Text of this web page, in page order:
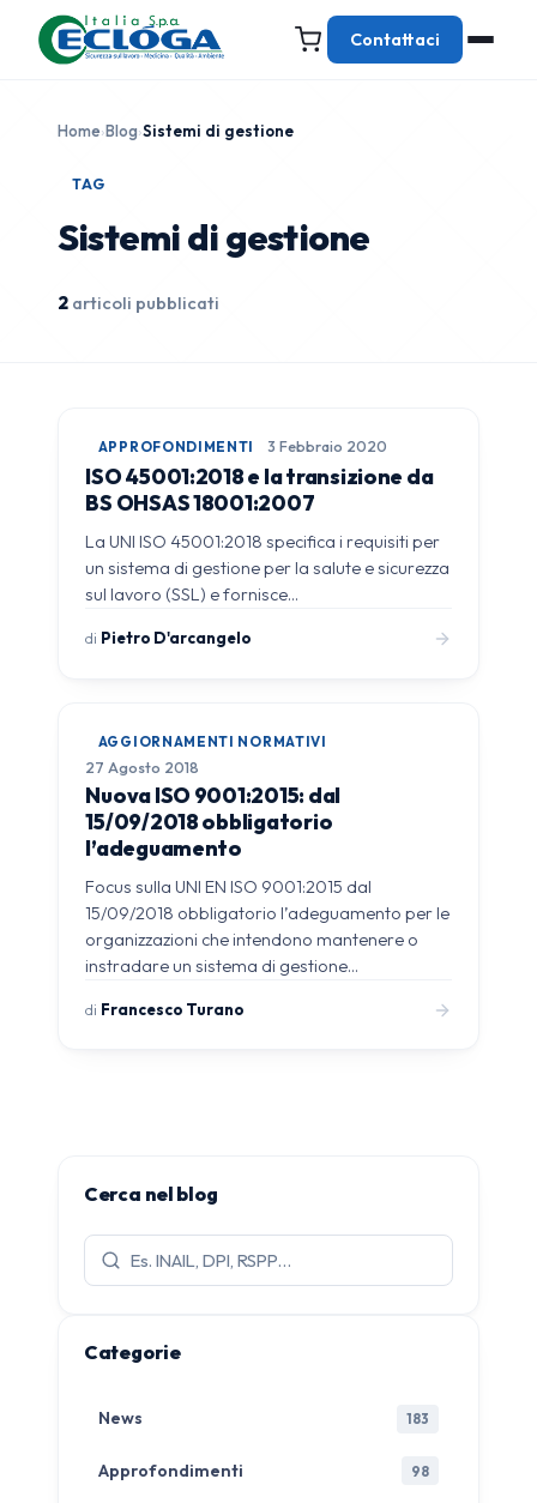
Contattaci
Home›Blog›Sistemi di gestione
TAG
Sistemi di gestione
2 articoli pubblicati
APPROFONDIMENTI 3 Febbraio 2020
ISO 45001:2018 e la transizione da
BS OHSAS 18001:2007
La UNI ISO 45001:2018 specifica i requisiti per
un sistema di gestione per la salute e sicurezza
sul lavoro (SSL) e fornisce…
di Pietro D'arcangelo
AGGIORNAMENTI NORMATIVI
27 Agosto 2018
Nuova ISO 9001:2015: dal
15/09/2018 obbligatorio
l’adeguamento
Focus sulla UNI EN ISO 9001:2015 dal
15/09/2018 obbligatorio l’adeguamento per le
organizzazioni che intendono mantenere o
instradare un sistema di gestione…
di Francesco Turano
Cerca nel blog
Cerca
articoli:
Categorie
News 183
Approfondimenti 98